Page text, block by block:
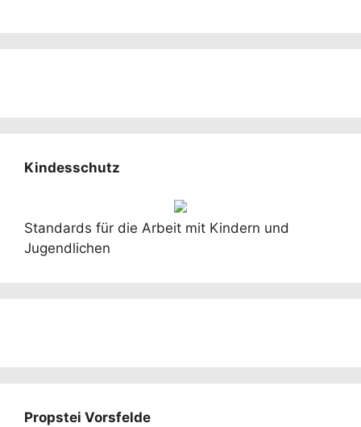
Kindesschutz
Standards für die Arbeit mit Kindern und
Jugendlichen
Propstei Vorsfelde